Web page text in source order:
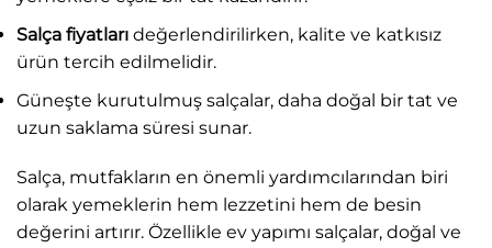
Salça fiyatları değerlendirilirken, kalite ve katkısız
ürün tercih edilmelidir.
Güneşte kurutulmuş salçalar, daha doğal bir tat ve
uzun saklama süresi sunar.
Salça, mutfakların en önemli yardımcılarından biri
olarak yemeklerin hem lezzetini hem de besin
değerini artırır. Özellikle ev yapımı salçalar, doğal ve